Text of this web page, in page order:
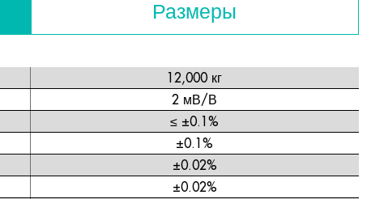
Размеры
12,000 кг
2 мВ/В
≤ ±0.1%
±0.1%
±0.02%
±0.02%